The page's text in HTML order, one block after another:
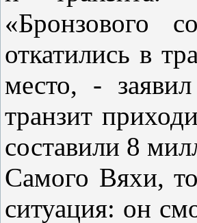
«Бронзового
откатились в
место, -
транзит
составили 8
Самого Вяхи,
ситуация: он